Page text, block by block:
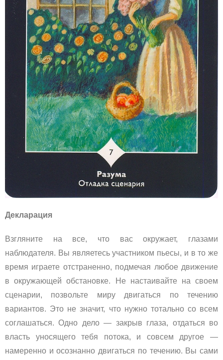
Декларация
Взгляните на все, что вас окружает, глазами
наблюдателя. Вы являетесь участником пьесы, и в то же
время играете отстраненно, подмечая любое движение
в окружающей обстановке. Не настаивайте на своем
сценарии, позвольте миру двигаться по течению
вариантов. Это не значит, что нужно тотально со всем
соглашаться. Одно дело — закрыв глаза, отдаться во
власть уносящего тебя потока, и совсем другое —
намеренно и осознанно двигаться по течению. Вы сами